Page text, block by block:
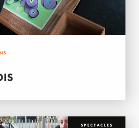
SPECTACLES